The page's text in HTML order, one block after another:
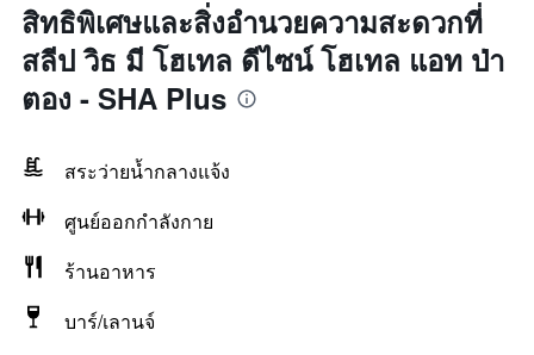
สิทธิพิเศษและสิ่งอำนวยความสะดวกที่
สลีป วิธ มี โฮเทล ดีไซน์ โฮเทล แอท ป่า
ตอง - SHA Plus
สระว่ายน้ำกลางแจ้ง
ศูนย์ออกกำลังกาย
ร้านอาหาร
บาร์/เลานจ์